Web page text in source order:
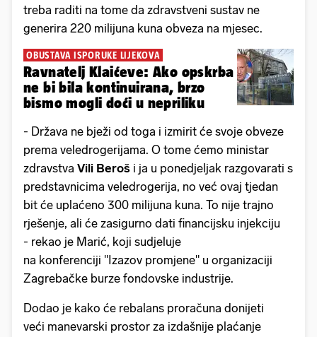
treba raditi na tome da zdravstveni sustav ne
generira 220 milijuna kuna obveza na mjesec.
OBUSTAVA ISPORUKE LIJEKOVA
Ravnatelj Klaićeve: Ako opskrba
ne bi bila kontinuirana, brzo
bismo mogli doći u nepriliku
- Država ne bježi od toga i izmirit će svoje obveze
prema veledrogerijama. O tome ćemo ministar
zdravstva Vili Beroš i ja u ponedjeljak razgovarati s
predstavnicima veledrogerija, no već ovaj tjedan
bit će uplaćeno 300 milijuna kuna. To nije trajno
rješenje, ali će zasigurno dati financijsku injekciju
- rekao je Marić, koji sudjeluje
na konferenciji "Izazov promjene" u organizaciji
Zagrebačke burze fondovske industrije.
Dodao je kako će rebalans proračuna donijeti
veći manevarski prostor za izdašnije plaćanje